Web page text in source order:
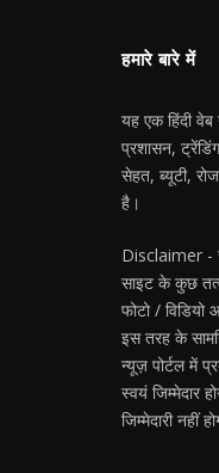
हमारे बारे में
यह एक हिंदी वेब
प्रशासन,
सेहत, ब्यूटी,
है।
Disclaimer -
साइट के कुछ
फोटो / विडियो
इस तरह के
न्यूज़ पोर्टल में
स्वयं जिम्मेदार
जिम्मेदारी नहीं